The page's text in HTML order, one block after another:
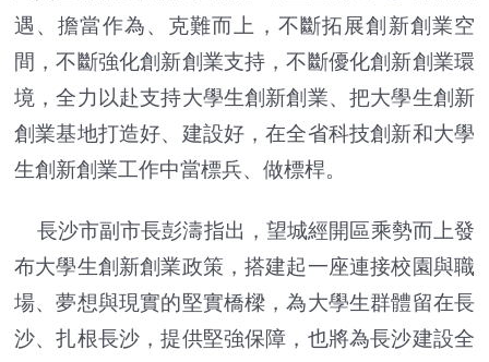
遇、擔當作為、克難而上，不斷拓展創新創業空
間，不斷強化創新創業支持，不斷優化創新創業環
境，全力以赴支持大學生創新創業、把大學生創新
創業基地打造好、建設好，在全省科技創新和大學
生創新創業工作中當標兵、做標桿。
長沙市副市長彭濤指出，望城經開區乘勢而上發
布大學生創新創業政策，搭建起一座連接校園與職
場、夢想與現實的堅實橋樑，為大學生群體留在長
沙、扎根長沙，提供堅強保障，也將為長沙建設全